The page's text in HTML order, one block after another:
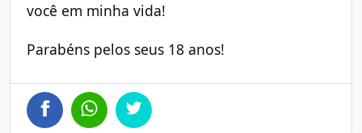
você em minha vida!
Parabéns pelos seus 18 anos!